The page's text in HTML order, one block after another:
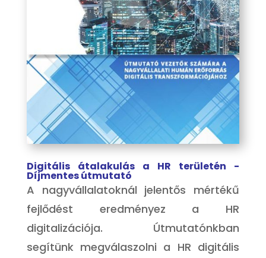
Digitális átalakulás a HR területén -
Díjmentes útmutató
A nagyvállalatoknál jelentős mértékű
fejlődést eredményez a HR
digitalizációja. Útmutatónkban
segítünk megválaszolni a HR digitális